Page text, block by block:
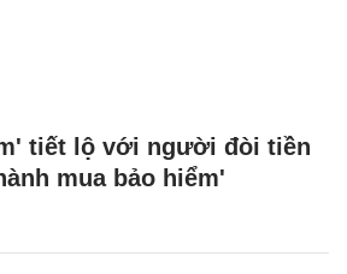
tiết lộ với người đòi tiền
mua bảo hiểm'